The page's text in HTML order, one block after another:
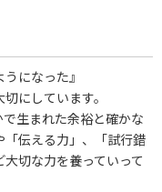
になった』
にしています。
生まれた余裕と確かな
伝える力」、「試行錯
切な力を養っていって